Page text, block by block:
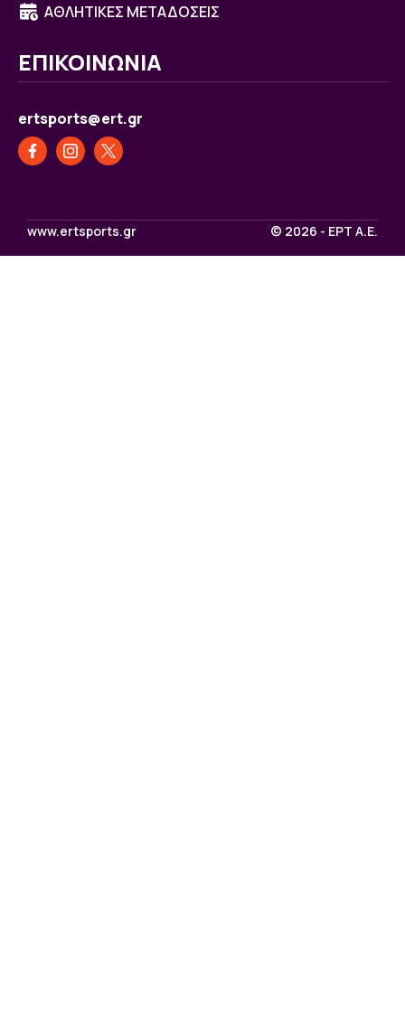
ΑΘΛΗΤΙΚΕΣ ΜΕΤΑΔΟΣΕΙΣ
ΕΠΙΚΟΙΝΩΝΙΑ
ertsports@ert.gr
www.ertsports.gr © 2026 - ΕΡΤ Α.Ε.